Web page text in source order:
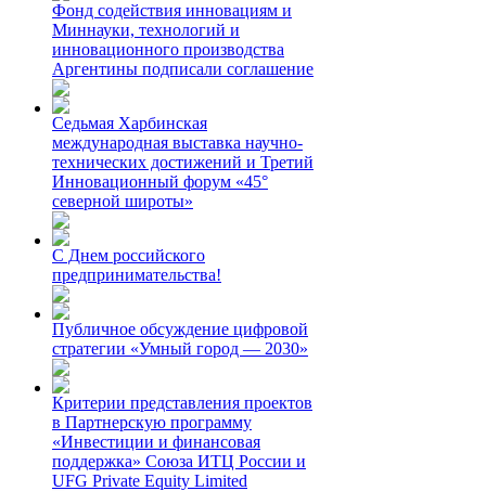
Фонд содействия инновациям и
Миннауки, технологий и
инновационного производства
Аргентины подписали соглашение
Седьмая Харбинская
международная выставка научно-
технических достижений и Третий
Инновационный форум «45°
северной широты»
С Днем российского
предпринимательства!
Публичное обсуждение цифровой
стратегии «Умный город — 2030»
Критерии представления проектов
в Партнерскую программу
«Инвестиции и финансовая
поддержка» Союза ИТЦ России и
UFG Private Equity Limited